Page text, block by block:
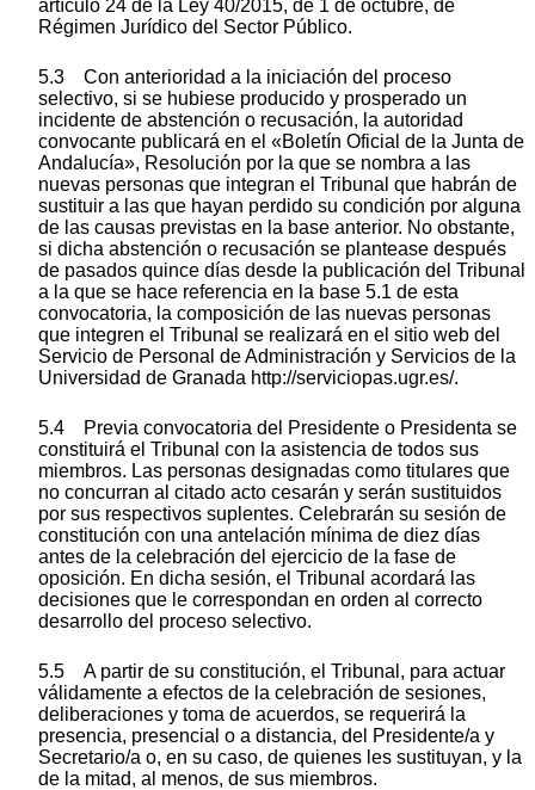
artículo 24 de la Ley 40/2015, de 1 de octubre, de
Régimen Jurídico del Sector Público.
5.3 Con anterioridad a la iniciación del proceso
selectivo, si se hubiese producido y prosperado un
incidente de abstención o recusación, la autoridad
convocante publicará en el «Boletín Oficial de la Junta de
Andalucía», Resolución por la que se nombra a las
nuevas personas que integran el Tribunal que habrán de
sustituir a las que hayan perdido su condición por alguna
de las causas previstas en la base anterior. No obstante,
si dicha abstención o recusación se plantease después
de pasados quince días desde la publicación del Tribunal
a la que se hace referencia en la base 5.1 de esta
convocatoria, la composición de las nuevas personas
que integren el Tribunal se realizará en el sitio web del
Servicio de Personal de Administración y Servicios de la
Universidad de Granada http://serviciopas.ugr.es/.
5.4 Previa convocatoria del Presidente o Presidenta se
constituirá el Tribunal con la asistencia de todos sus
miembros. Las personas designadas como titulares que
no concurran al citado acto cesarán y serán sustituidos
por sus respectivos suplentes. Celebrarán su sesión de
constitución con una antelación mínima de diez días
antes de la celebración del ejercicio de la fase de
oposición. En dicha sesión, el Tribunal acordará las
decisiones que le correspondan en orden al correcto
desarrollo del proceso selectivo.
5.5 A partir de su constitución, el Tribunal, para actuar
válidamente a efectos de la celebración de sesiones,
deliberaciones y toma de acuerdos, se requerirá la
presencia, presencial o a distancia, del Presidente/a y
Secretario/a o, en su caso, de quienes les sustituyan, y la
de la mitad, al menos, de sus miembros.